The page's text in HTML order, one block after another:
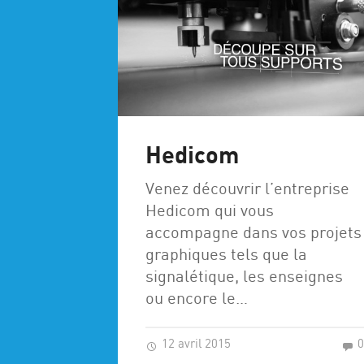
Hedicom
Venez découvrir l’entreprise
Hedicom qui vous
accompagne dans vos projets
graphiques tels que la
signalétique, les enseignes
ou encore le…
12 avril 2015 0